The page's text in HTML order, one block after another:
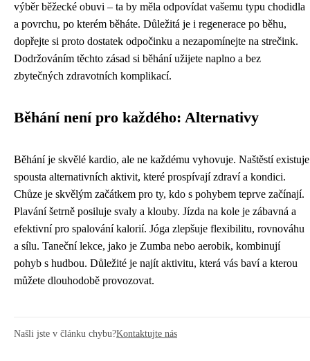
výběr běžecké obuvi – ta by měla odpovídat vašemu typu chodidla
a povrchu, po kterém běháte. Důležitá je i regenerace po běhu,
dopřejte si proto dostatek odpočinku a nezapomínejte na strečink.
Dodržováním těchto zásad si běhání užijete naplno a bez
zbytečných zdravotních komplikací.
Běhání není pro každého: Alternativy
Běhání je skvělé kardio, ale ne každému vyhovuje. Naštěstí existuje
spousta alternativních aktivit, které prospívají zdraví a kondici.
Chůze je skvělým začátkem pro ty, kdo s pohybem teprve začínají.
Plavání šetrně posiluje svaly a klouby. Jízda na kole je zábavná a
efektivní pro spalování kalorií. Jóga zlepšuje flexibilitu, rovnováhu
a sílu. Taneční lekce, jako je Zumba nebo aerobik, kombinují
pohyb s hudbou. Důležité je najít aktivitu, která vás baví a kterou
můžete dlouhodobě provozovat.
Našli jste v článku chybu?Kontaktujte nás